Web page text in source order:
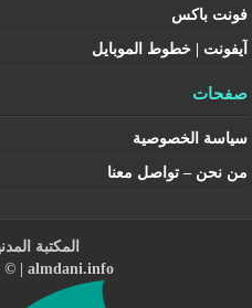
فونت باكس
آيفونت | خطوط الموبايل
صفحات
سياسة الخصوصية
من نحن – تواصل معنا
المكتبة
| almdani.info